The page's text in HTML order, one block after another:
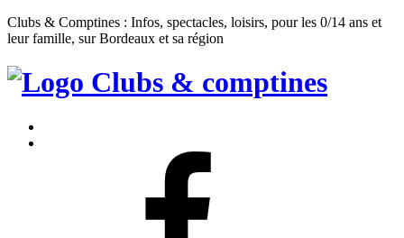
Clubs & Comptines : Infos, spectacles, loisirs, pour les 0/14 ans et
leur famille, sur Bordeaux et sa région
Clubs
Comptines